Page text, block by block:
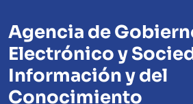
Agencia de
Electrónico y
Información y del
Conocimiento